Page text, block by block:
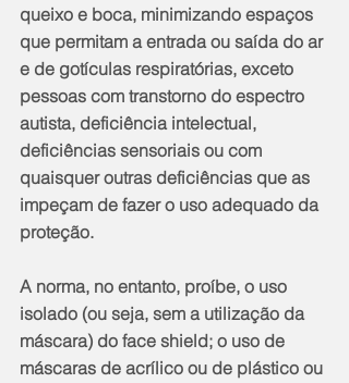
queixo e boca, minimizando espaços
que permitam a entrada ou saída do ar
e de gotículas respiratórias, exceto
pessoas com transtorno do espectro
autista, deficiência intelectual,
deficiências sensoriais ou com
quaisquer outras deficiências que as
impeçam de fazer o uso adequado da
proteção.
A norma, no entanto, proíbe, o uso
isolado (ou seja, sem a utilização da
máscara) do face shield; o uso de
máscaras de acrílico ou de plástico ou